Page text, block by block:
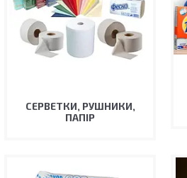
СЕРВЕТКИ, РУШНИКИ,
ПАПІР